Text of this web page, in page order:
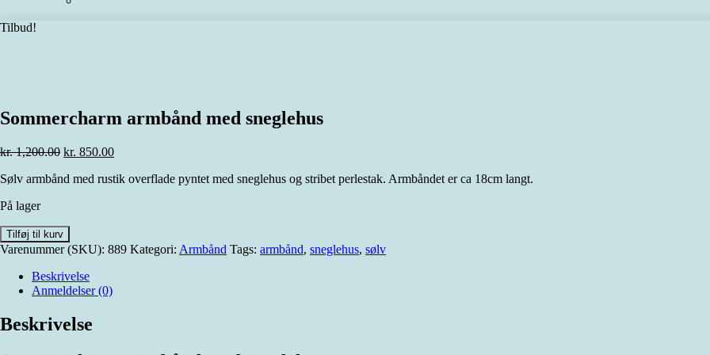
Tilbud!
Sommercharm armbånd med sneglehus
kr.1,200.00 Den
pris
kr. 850.00Den
pris
Sølv armbånd med rustik overflade pyntet med sneglehus og stribet perlestak. Armbåndet er ca 18cm langt.
På lager
Sommercharm
armbånd
sneglehus
antal
Tilføj til kurv
Varenummer (SKU): 889 Kategori: Armbånd Tags: armbånd, sneglehus, sølv
Beskrivelse
Anmeldelser (0)
Beskrivelse